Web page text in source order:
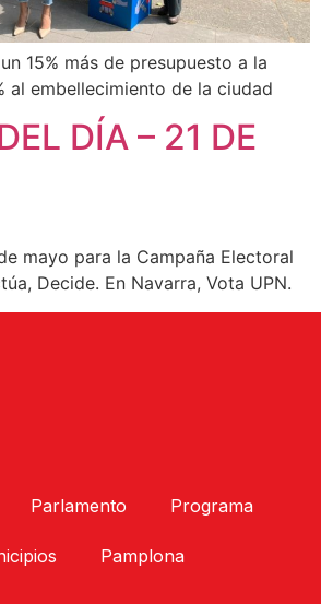
15% más de presupuesto a la
al embellecimiento de la ciudad
DÍA – 21 DE
mayo para la Campaña Electoral
Decide. En Navarra, Vota UPN.
Parlamento Programa
Pamplona